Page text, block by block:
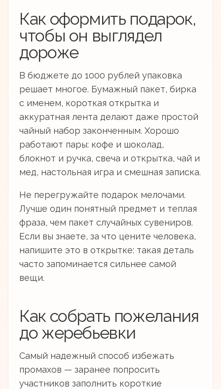
Как оформить подарок,
чтобы он выглядел
дороже
В бюджете до 1000 рублей упаковка
решает многое. Бумажный пакет, бирка
с именем, короткая открытка и
аккуратная лента делают даже простой
чайный набор законченным. Хорошо
работают пары: кофе и шоколад,
блокнот и ручка, свеча и открытка, чай и
мед, настольная игра и смешная записка.
Не перегружайте подарок мелочами.
Лучше один понятный предмет и теплая
фраза, чем пакет случайных сувениров.
Если вы знаете, за что цените человека,
напишите это в открытке: такая деталь
часто запоминается сильнее самой
вещи.
Как собрать пожелания
до жеребьевки
Самый надежный способ избежать
промахов — заранее попросить
участников заполнить короткие